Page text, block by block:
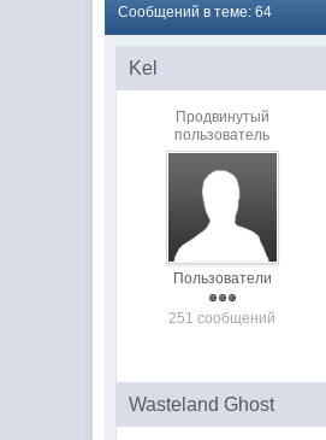
Сообщений в теме: 64
Kel
Продвинутый
пользователь
Пользователи
251 сообщений
Wasteland Ghost